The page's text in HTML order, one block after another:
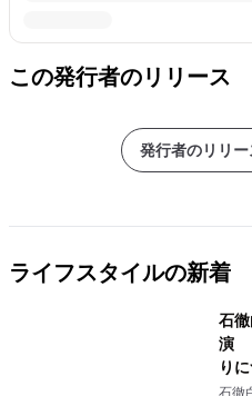
この発行者のリリース
発行者のリリ
ライフスタイルの新着
石
演
り
石徹